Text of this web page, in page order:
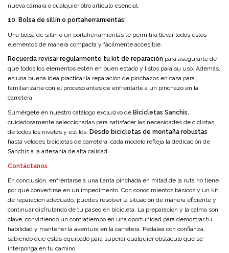
nueva cámara o cualquier otro artículo esencial.
10. Bolsa de sillín o portaherramientas:
Una bolsa de sillín o un portaherramientas te permitirá llevar todos estos
elementos de manera compacta y fácilmente accesible.
Recuerda revisar regularmente tu kit de reparación para asegurarte de
que todos los elementos estén en buen estado y listos para su uso. Además,
es una buena idea practicar la reparación de pinchazos en casa para
familiarizarte con el proceso antes de enfrentarte a un pinchazo en la
carretera.
Sumérgete en nuestro catálogo exclusivo de Bicicletas Sanchis,
cuidadosamente seleccionadas para satisfacer las necesidades de ciclistas
de todos los niveles y estilos. Desde bicicletas de montaña robustas
hasta veloces bicicletas de carretera, cada modelo refleja la dedicación de
Sanchis a la artesanía de alta calidad.
Contáctanos
En conclusión, enfrentarse a una llanta pinchada en mitad de la ruta no tiene
por qué convertirse en un impedimento. Con conocimientos básicos y un kit
de reparación adecuado, puedes resolver la situación de manera eficiente y
continuar disfrutando de tu paseo en bicicleta. La preparación y la calma son
clave, convirtiendo un contratiempo en una oportunidad para demostrar tu
habilidad y mantener la aventura en la carretera. Pedalea con confianza,
sabiendo que estás equipado para superar cualquier obstáculo que se
interponga en tu camino.